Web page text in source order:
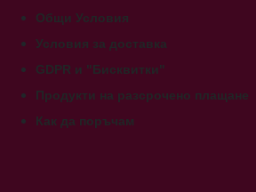
Общи Условия
Условия за доставка
GDPR и "Бисквитки"
Продукти на разсрочено плащане
Как да поръчам